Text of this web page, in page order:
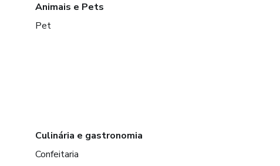
Animais e Pets
Pet
Culinária e gastronomia
Confeitaria